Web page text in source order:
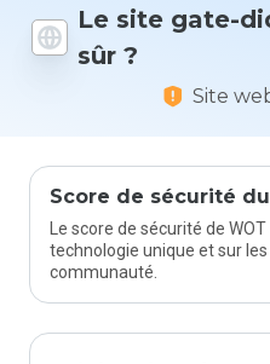
Le site gate-
sûr ?
Site
Score de sécurité
Le score de sécurité de
technologie unique et sur
communauté.
vous à ce
site ?